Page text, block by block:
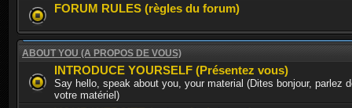
FORUM RULES (règles du forum)
ABOUT YOU (A PROPOS DE VOUS)
INTRODUCE YOURSELF (Présentez vous)
Say hello, speak about you, your material (Dites bonjour, parlez
votre matériel)